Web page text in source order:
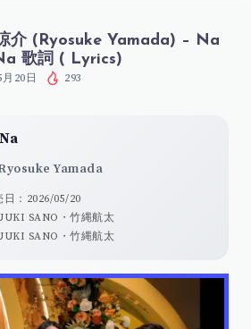
介 (Ryosuke Yamada) – Na
歌詞 ( Lyrics)
20日 293
Yamada
日：2026/05/20
SANO・竹縄航太
SANO・竹縄航太